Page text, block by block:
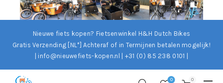
Nieuwe fiets kopen? Fietsenwinkel H&H Dutch Bikes
Gratis Verzending [NL*] Achteraf of in Termijnen betalen mogelijk!
| info@nieuwefiets-kopen.nl | +31 (0) 85 238 0101 |
0 0